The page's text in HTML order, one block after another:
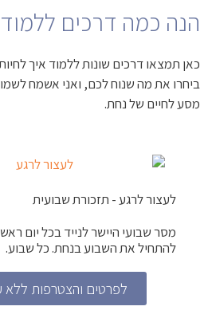
הנה כמה דרכים
כאן תמצאו דרכים שונות ללמוד איך
ביחרו את מה שנוח לכם, ואני אשמח
מסע לחיים של נחת.
לעצור לרגע - תזכורת שבועית
מסר שבועי היישר לנייד בכל יום
להתחיל את השבוע בנחת. כל שבוע.
לפרטים והצטרפות ללא